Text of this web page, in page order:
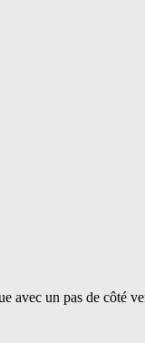
avec un pas de côté